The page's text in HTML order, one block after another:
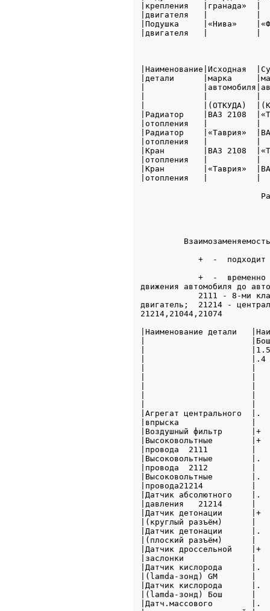
|крепления
|двигателя   |
|Подушка     |«Нива»
|двигателя   |
|Наименование|Исходная
|детали      |марка
|
|            |(ОТКУДА)
|Радиатор    |ВАЗ 2108
|отопления   |
|Радиатор
|отопления   |
|Кран        |ВАЗ 2108
|отопления   |
|Кран        |«Таврия»
|отопления   |
+  -  подходит
+  -
движения автомобиля до
2111 - 8-ми
двигатель;  21214 -
21214,21044,21074
|Наименование детали
|
|                      |1.5|ш
|                      |.4
|Агрегат
|впрыска
|Воздушный фильтр
|Высоковольтные
|провода  2111
|Высоковольтные
|провода  2112
|Высоковольтные
|провода21214
|Датчик
|давления   21214
|Датчик детонации
|(круглый разъём)
|Датчик детонации
|(плоский разъём)
|Датчик дроссельной
|заслонки
|Датчик кислорода
|(lamda-зонд) GM
|Датчик кислорода
|(lamda-зонд) Бош
|Датч.массового